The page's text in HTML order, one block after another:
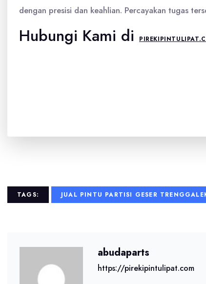
dengan presisi dan keahlian. Percayakan tugas
Hubungi Kami di
TAGS: JUAL PINTU PARTISI GESER
abudaparts
https://pirekipintulipat.com